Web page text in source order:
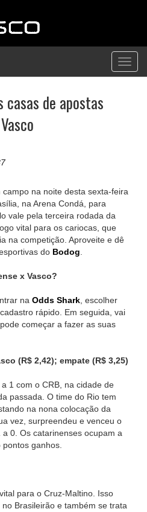
casas de apostas
na noite desta sexta-feira
na Arena Condá, para
vale pela terceira rodada da
vital para os cariocas, que
na competição. Aproveite e dê
do Bodog.
x Vasco?
na Odds Shark, escolher
rápido. Em seguida, vai
começar a fazer as suas
(R$ 2,42); empate (R$ 3,25)
1 com o CRB, na cidade de
passada. O time do Rio tem
na nona colocação da
vez, surpreendeu e venceu o
0. Os catarinenses ocupam a
ganhos.
para o Cruz-Maltino. Isso
Brasileirão e também se trata